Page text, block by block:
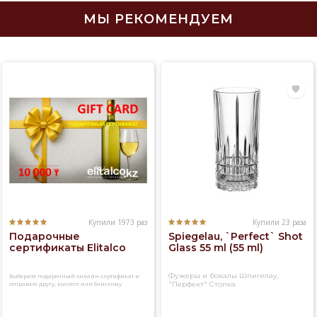
МЫ РЕКОМЕНДУЕМ
Купили 1973 раз
Подарочные
сертификаты Elitalco
Выберите подарочный онлайн-сертификат и
отправьте другу, коллеге или близкому
Купили 23 раза
Spiegelau, `Perfect` Shot
Glass 55 ml (55 ml)
Фужеры и бокалы Шпигелау,
"Перфект" Стопка